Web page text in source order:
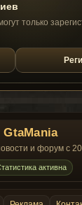
только
GtaMania
и форум с
активна